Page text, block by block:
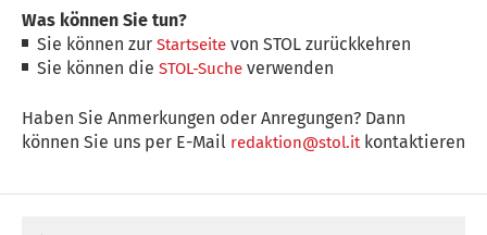
Was können Sie tun?
Sie können zurStartseite von STOL zurückkehren
Sie können dieSTOL-Suche verwenden
Haben Sie Anmerkungen oder Anregungen? Dann
können Sie uns per E-Mail redaktion@stol.itkontaktieren